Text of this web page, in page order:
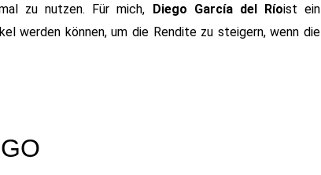
zu nutzen. Für mich, Diego García del Ríoist ein
werden können, um die Rendite zu steigern, wenn die